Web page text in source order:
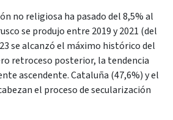
no religiosa ha pasado del 8,5% al
se produjo entre 2019 y 2021 (del
se alcanzó el máximo histórico del
retroceso posterior, la tendencia
ascendente. Cataluña (47,6%) y el
el proceso de secularización